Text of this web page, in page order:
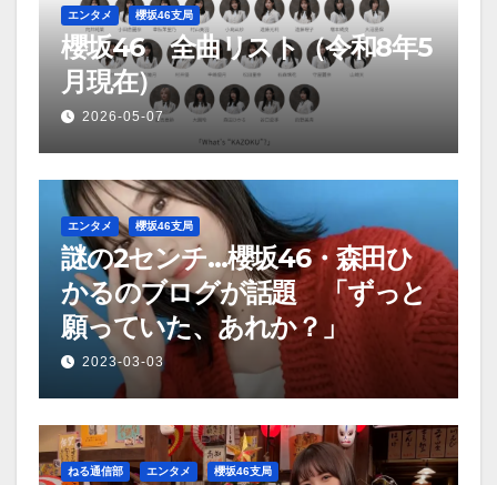
ョ
ン
エンタメ 櫻坂46支局
櫻坂46 全曲リスト（令和8年5
月現在）
2026-05-07
エンタメ 櫻坂46支局
謎の2センチ…櫻坂46・森田ひ
かるのブログが話題 「ずっと
願っていた、あれか？」
2023-03-03
ねる通信部 エンタメ 櫻坂46支局